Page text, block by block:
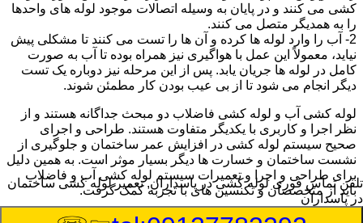
کشی می کنند و در پایان به وسیله اتصالات موجود لوله های واحدها
را به همدیگر متصل می کنند.
2- آب را وارد لوله ها کرده و آن ها را تست می کنند تا مشکلی پیش
نیاید، معمولاً این عمل با هواگیری نیز همراه بوده تا آب به صورت
کامل در لوله ها جریان یابد. پس از این مرحله نیز دوباره یک تست
دیگر انجام می شود تا از بی عیب بودن کار مطمئن شوند.
لوله کشی آب و لوله کشی فاضلاب دو مبحث جداگانه هستند و از
نظر اجرا و کاربری با یکدیگر متفاوت هستند. طراحی و اجرای
صحیح سیستم لوله کشی در افزایش عمر ساختمان و جلوگیری از
نشست ساختمان و خسارت ها دیگر بسیار موثر است. به همین دلیل
برای طراحی و اجرا و تعمیرات سیستم لوله کشی آب و فاضلاب
باید از متخصصان و تکنسین های با تجربه کمک گرفت.
تلفن تماس فوریلوله کشی در پاسداران, تعمیر لوله کشی ساختمان
در پاسداران